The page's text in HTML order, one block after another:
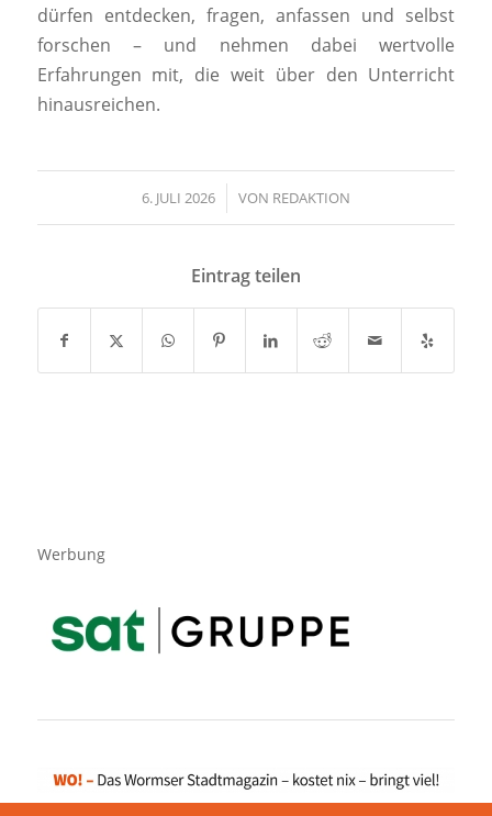
dürfen entdecken, fragen, anfassen und selbst
forschen – und nehmen dabei wertvolle
Erfahrungen mit, die weit über den Unterricht
hinausreichen.
6. JULI 2026
/ VON REDAKTION
Eintrag teilen
Werbung